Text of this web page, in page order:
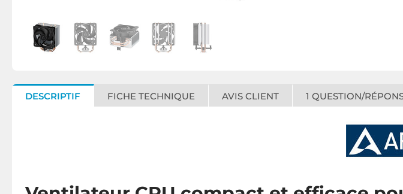
DESCRIPTIF FICHE TECHNIQUE AVIS CLIENT 1 QUESTION/